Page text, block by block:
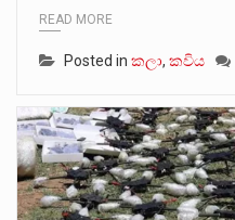
READ MORE
Posted in කලා, කවිය